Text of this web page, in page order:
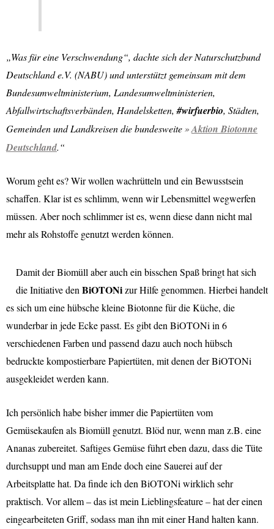
„Was für eine Verschwendung“, dachte sich der Naturschutzbund
Deutschland e.V. (NABU) und unterstützt gemeinsam mit dem
Bundesumweltministerium, Landesumweltministerien,
Abfallwirtschaftsverbänden, Handelsketten,#wirfuerbio, Städten,
Gemeinden und Landkreisen die bundesweite
Aktion Biotonne
Deutschland.“
Worum geht es? Wir wollen wachrütteln und ein Bewusstsein
schaffen. Klar ist es schlimm, wenn wir Lebensmittel wegwerfen
müssen. Aber noch schlimmer ist es, wenn diese dann nicht mal
mehr als Rohstoffe genutzt werden können.
Damit der Biomüll aber auch ein bisschen Spaß bringt hat sich
die Initiative den BiOTONizur Hilfe genommen. Hierbei handelt
es sich um eine hübsche kleine Biotonne für die Küche, die
wunderbar in jede Ecke passt. Es gibt den BiOTONi in 6
verschiedenen Farben und passend dazu auch noch hübsch
bedruckte kompostierbare Papiertüten, mit denen der BiOTONi
ausgekleidet werden kann.
Ich persönlich habe bisher immer die Papiertüten vom
Gemüsekaufen als Biomüll genutzt. Blöd nur, wenn man z.B. eine
Ananas zubereitet. Saftiges Gemüse führt eben dazu, dass die Tüte
durchsuppt und man am Ende doch eine Sauerei auf der
Arbeitsplatte hat. Da finde ich den BiOTONi wirklich sehr
praktisch. Vor allem – das ist mein Lieblingsfeature – hat der einen
eingearbeiteten Griff, sodass man ihn mit einer Hand halten kann.